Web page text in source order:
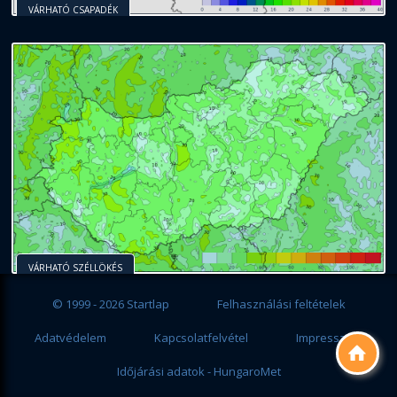

VÁRHATÓ CSAPADÉK
VÁRHATÓ SZÉLLÖKÉS
© 1999 - 2026 Startlap Felhasználási feltételek
Adatvédelem Kapcsolatfelvétel Impresszum
Időjárási adatok - HungaroMet